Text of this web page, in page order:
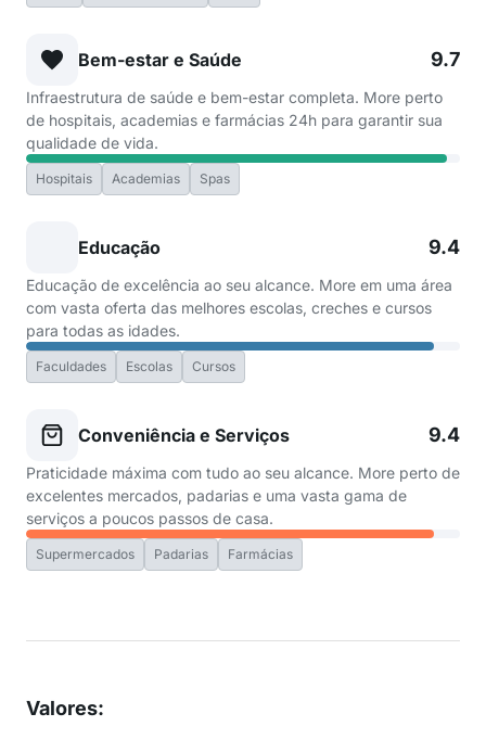
Bem-estar e Saúde 9.7
Infraestrutura de saúde e bem-estar completa. More perto
de hospitais, academias e farmácias 24h para garantir sua
qualidade de vida.
Hospitais Academias Spas
Educação 9.4
Educação de excelência ao seu alcance. More em uma área
com vasta oferta das melhores escolas, creches e cursos
para todas as idades.
Faculdades Escolas Cursos
Conveniência e Serviços 9.4
Praticidade máxima com tudo ao seu alcance. More perto de
excelentes mercados, padarias e uma vasta gama de
serviços a poucos passos de casa.
Supermercados Padarias Farmácias
Valores: